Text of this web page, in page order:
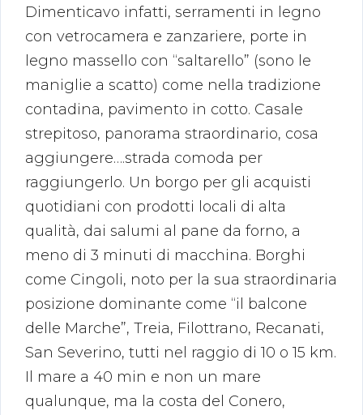
Dimenticavo infatti, serramenti in legno
con vetrocamera e zanzariere, porte in
legno massello con “saltarello” (sono le
maniglie a scatto) come nella tradizione
contadina, pavimento in cotto. Casale
strepitoso, panorama straordinario, cosa
aggiungere….strada comoda per
raggiungerlo. Un borgo per gli acquisti
quotidiani con prodotti locali di alta
qualità, dai salumi al pane da forno, a
meno di 3 minuti di macchina. Borghi
come Cingoli, noto per la sua straordinaria
posizione dominante come “il balcone
delle Marche”, Treia, Filottrano, Recanati,
San Severino, tutti nel raggio di 10 o 15 km.
Il mare a 40 min e non un mare
qualunque, ma la costa del Conero,